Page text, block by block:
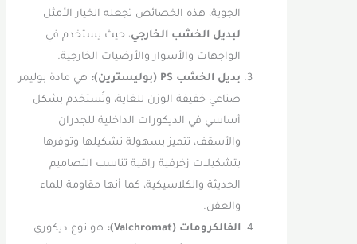
الجوية، هذه الخصائص تجعله الخيار الأمثل
لبديل الخشب الخارجي، حيث يستخدم في
الواجهات والأسوار والأرضيات الخارجية.
بديل الخشب PS (بوليسترين):
هي مادة بوليمر
صناعي خفيفة الوزن للغاية، وتُستخدم بشكل
أساسي في الديكورات الداخلية للجدران
والأسقف، تتميز بسهولة تشكيلها وتوفرها
بتشكيلات زخرفية راقية تناسب التصاميم
الحديثة والكلاسيكية، كما أنها مقاومة للماء
والعفن.
الفالكرومات (Valchromat):
هو نوع ديكوري